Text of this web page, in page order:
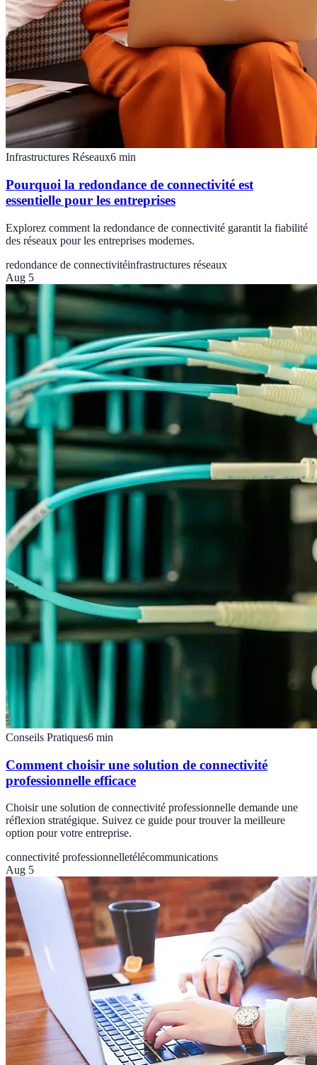
Infrastructures Réseaux6 min
Pourquoi la redondance de connectivité est
essentielle pour les entreprises
Explorez comment la redondance de connectivité garantit la fiabilité
des réseaux pour les entreprises modernes.
redondance de connectivitéinfrastructures réseaux
Aug 5
Conseils Pratiques6 min
Comment choisir une solution de connectivité
professionnelle efficace
Choisir une solution de connectivité professionnelle demande une
réflexion stratégique. Suivez ce guide pour trouver la meilleure
option pour votre entreprise.
connectivité professionnelletélécommunications
Aug 5